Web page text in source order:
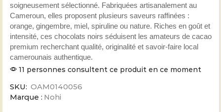
soigneusement sélectionné. Fabriquées artisanalement au
Cameroun, elles proposent plusieurs saveurs raffinées :
orange, gingembre, miel, spiruline ou nature. Riches en goût et
intensité, ces chocolats noirs séduisent les amateurs de cacao
premium recherchant qualité, originalité et savoir-faire local
camerounais authentique.
11 personnes consultent ce produit en ce moment
SKU: OAM0140056
Marque : Nohi